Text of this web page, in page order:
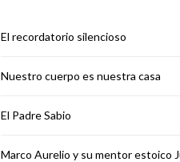
El recordatorio silencioso
Nuestro cuerpo es nuestra casa
El Padre Sabio
Marco Aurelio y su mentor estoico